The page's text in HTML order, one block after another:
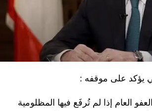
يؤكد على موقفه :
العام إذا لم تُرفَع فيها المظلومية